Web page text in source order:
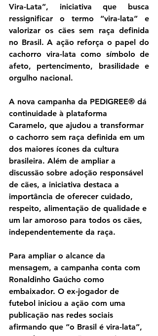
Vira-Lata”, iniciativa que busca
ressignificar o termo “vira-lata” e
valorizar os cães sem raça definida
no Brasil. A ação reforça o papel do
cachorro vira-lata como símbolo de
afeto, pertencimento, brasilidade e
orgulho nacional.
A nova campanha da PEDIGREE® dá
continuidade à plataforma
Caramelo, que ajudou a transformar
o cachorro sem raça definida em um
dos maiores ícones da cultura
brasileira. Além de ampliar a
discussão sobre adoção responsável
de cães, a iniciativa destaca a
importância de oferecer cuidado,
respeito, alimentação de qualidade e
um lar amoroso para todos os cães,
independentemente da raça.
Para ampliar o alcance da
mensagem, a campanha conta com
Ronaldinho Gaúcho como
embaixador. O ex-jogador de
futebol iniciou a ação com uma
publicação nas redes sociais
afirmando que “o Brasil é vira-lata”,